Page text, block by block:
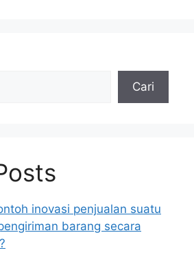
Cari
inovasi penjualan suatu
barang secara